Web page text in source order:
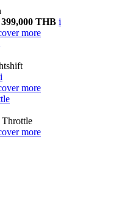
THB i
more
i
more
Throttle
more